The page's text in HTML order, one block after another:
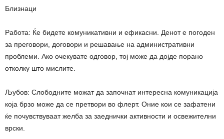
Близнаци
Работа: Ќе бидете комуникативни и ефикасни. Денот е погоден
за преговори, договори и решавање на административни
проблеми. Ако очекувате одговор, тој може да дојде порано
отколку што мислите.
Љубов: Слободните можат да започнат интересна комуникација
која брзо може да се претвори во флерт. Оние кои се зафатени
ќе почувствуваат желба за заеднички активности и освежителни
врски.